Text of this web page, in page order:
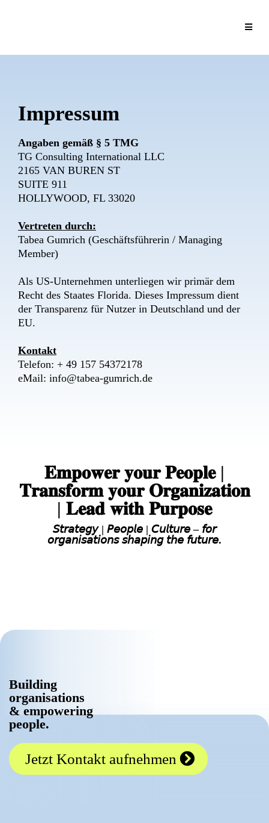
Impressum
Angaben gemäß § 5 TMG
TG Consulting International LLC
2165 VAN BUREN ST
SUITE 911
HOLLYWOOD, FL 33020
Vertreten durch:
Tabea Gumrich (Geschäftsführerin / Managing
Member)
Als US-Unternehmen unterliegen wir primär dem
Recht des Staates Florida. Dieses Impressum dient
der Transparenz für Nutzer in Deutschland und der
EU.
Kontakt
Telefon: + 49 157 54372178​
eMail: info@tabea-gumrich.de
𝐄𝐦𝐩𝐨𝐰𝐞𝐫 𝐲𝐨𝐮𝐫 𝐏𝐞𝐨𝐩𝐥𝐞 |
𝐓𝐫𝐚𝐧𝐬𝐟𝐨𝐫𝐦 𝐲𝐨𝐮𝐫 𝐎𝐫𝐠𝐚𝐧𝐢𝐳𝐚𝐭𝐢𝐨𝐧
| 𝐋𝐞𝐚𝐝 𝐰𝐢𝐭𝐡 𝐏𝐮𝐫𝐩𝐨𝐬𝐞
𝘚𝘵𝘳𝘢𝘵𝘦𝘨𝘺 | 𝘗𝘦𝘰𝘱𝘭𝘦 | 𝘊𝘶𝘭𝘵𝘶𝘳𝘦 – 𝘧𝘰𝘳
𝘰𝘳𝘨𝘢𝘯𝘪𝘴𝘢𝘵𝘪𝘰𝘯𝘴 𝘴𝘩𝘢𝘱𝘪𝘯𝘨 𝘵𝘩𝘦 𝘧𝘶𝘵𝘶𝘳𝘦.
Building
organisations
& empowering
people.
Jetzt Kontakt aufnehmen